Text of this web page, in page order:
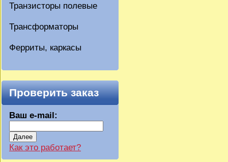
Транзисторы полевые
Трансформаторы
Ферриты, каркасы
Проверить заказ
Ваш e-mail:
Далее
Как это работает?